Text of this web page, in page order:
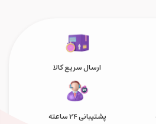
ارسال سریع کالا
پشتیبانی 24 ساعته